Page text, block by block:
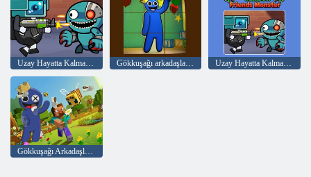
Uzay Hayatta Kalma Gökkuşağı Arkadaşları Canavar Gökkuşağı arkadaşları kayan bulmaca Uzay Hayatta Kalma - Rainbow Friends Canavar
Gökkuşağı Arkadaşları Minecraft Gizli Skibidi